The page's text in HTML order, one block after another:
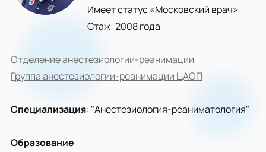
Имеет статус «Московский врач»
Стаж: 2008 года
Отделение анестезиологии-реанимации
Группа анестезиологии-реанимации ЦАОП
Специализация: "Анестезиология-реаниматология"
Образование